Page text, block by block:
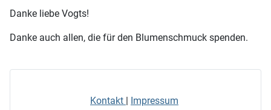
Danke liebe Vogts!
Danke auch allen, die für den Blumenschmuck spenden.
Kontakt Impressum